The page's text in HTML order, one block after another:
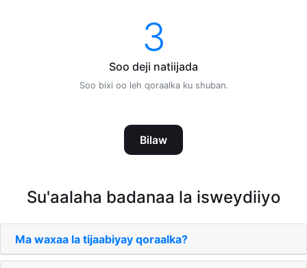
3
Soo deji natiijada
Soo bixi oo leh qoraalka ku shuban.
Bilaw
Su'aalaha badanaa la isweydiiyo
Ma waxaa la tijaabiyay qoraalka?